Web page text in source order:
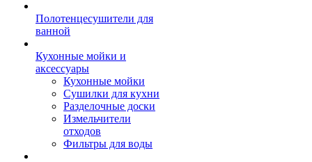
Полотенцесушители для
ванной
Кухонные мойки и
аксессуары
Кухонные мойки
Сушилки для кухни
Разделочные доски
Измельчители
отходов
Фильтры для воды